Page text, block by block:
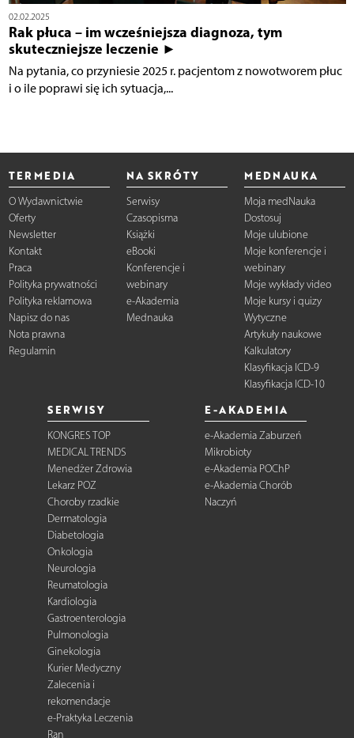
02.02.2025
Rak płuca – im wcześniejsza diagnoza, tym
skuteczniejsze leczenie ►
Na pytania, co przyniesie 2025 r. pacjentom z nowotworem płuc
i o ile poprawi się ich sytuacja,...
TERMEDIA
O Wydawnictwie
Oferty
Newsletter
Kontakt
Praca
Polityka prywatności
Polityka reklamowa
Napisz do nas
Nota prawna
Regulamin
NA SKRÓTY
Serwisy
Czasopisma
Książki
eBooki
Konferencje i
webinary
e-Akademia
Mednauka
MEDNAUKA
Moja medNauka
Dostosuj
Moje ulubione
Moje konferencje i
webinary
Moje wykłady video
Moje kursy i quizy
Wytyczne
Artykuły naukowe
Kalkulatory
Klasyfikacja ICD-9
Klasyfikacja ICD-10
SERWISY
KONGRES TOP
MEDICAL TRENDS
Menedżer Zdrowia
Lekarz POZ
Choroby rzadkie
Dermatologia
Diabetologia
Onkologia
Neurologia
Reumatologia
Kardiologia
Gastroenterologia
Pulmonologia
Ginekologia
Kurier Medyczny
Zalecenia i
rekomendacje
e-Praktyka Leczenia
Ran
E-AKADEMIA
e-Akademia Zaburzeń
Mikrobioty
e-Akademia POChP
e-Akademia Chorób
Naczyń